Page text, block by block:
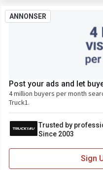
ANNONSER
Post your ads and let
4 million buyers per month
Truck1.
Trusted by
Since 2003
Sign